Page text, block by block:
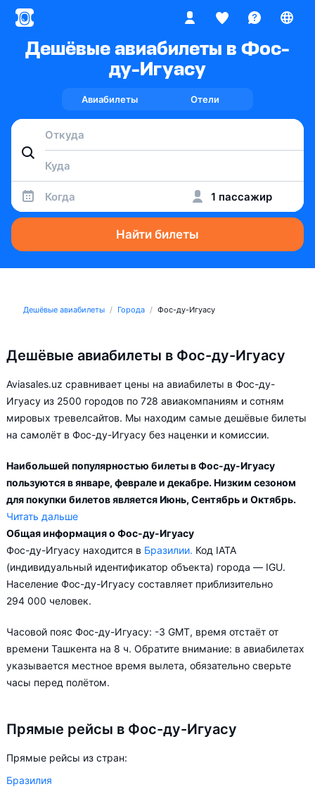
Дешёвые авиабилеты в Фос-
ду-Игуасу
Авиабилеты Отели
Когда 1 пассажир
Найти билеты
Дешёвые авиабилеты Города Фос-ду-Игуасу
Дешёвые авиабилеты в Фос-ду-Игуасу
Aviasales.uz сравнивает цены на авиабилеты в Фос-ду-
Игуасу из 2500 городов по 728 авиакомпаниям и сотням
мировых тревелсайтов. Мы находим самые дешёвые билеты
на самолёт в Фос-ду-Игуасу без наценки и комиссии.
Наибольшей популярностью билеты в Фос-ду-Игуасу
пользуются в январе, феврале и декабре. Низким сезоном
для покупки билетов является Июнь, Сентябрь и Октябрь.
Читать дальше
Город Фос-ду-Игуасу обслуживается аэропортами:
Катаратас. Прямые рейсы в Фос-ду-Игуасу выполняются 2
авиакомпаниями. Больше всего рейсов выполняет
авиакомпания Gol Transportes Aéreos.
Популярные направления в Фос-ду-Игуасу из других стран:
Буэнос-Айрес - Фос-ду-Игуасу от1 887 104 сум
Пуэрто-Игуасу - Фос-ду-Игуасу от3 970 285 сум
Порту-Алегри - Фос-ду-Игуасу от
цена билета на самолёт из в Фос-ду-Игуасу может
Aviasales.uz советует купить авиабилеты в Фос-ду-Игуасу
Общая информация о Фос-ду-Игуасу
Фос-ду-Игуасу находится в Бразилии. Код IATA
(индивидуальный идентификатор объекта) города — IGU.
Население Фос-ду-Игуасу составляет приблизительно
294 000 человек.
Часовой пояс Фос-ду-Игуасу: -3 GMT, время отстаёт от
времени Ташкента на 8 ч. Обратите внимание: в авиабилетах
указывается местное время вылета, обязательно сверьте
часы перед полётом.
Прямые рейсы в Фос-ду-Игуасу
Прямые рейсы из стран:
Бразилия